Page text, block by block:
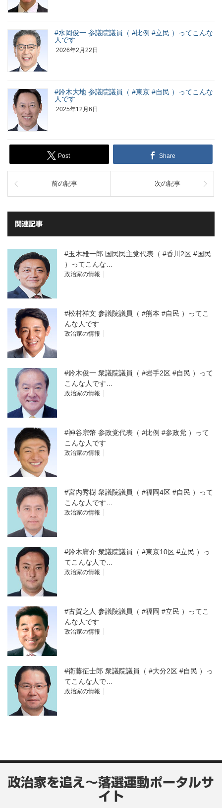
#水岡俊一 参議院議員（ #比例 #立民 ）ってこんな
人です
2026年2月22日
#鈴木大地 参議院議員（ #東京 #自民 ）ってこんな
人です
2025年12月6日
Post Share
前の記事 次の記事
関連記事
#玉木雄一郎 国民民主党代表（ #香川2区 #国民
）ってこんな…
政治家の情報
#松村祥文 参議院議員（ #熊本 #自民 ）ってこ
んな人です
政治家の情報
#鈴木俊一 衆議院議員（ #岩手2区 #自民 ）って
こんな人です…
政治家の情報
#神谷宗幣 参政党代表（ #比例 #参政党 ）って
こんな人です
政治家の情報
#宮内秀樹 衆議院議員（ #福岡4区 #自民 ）って
こんな人です…
政治家の情報
#鈴木庸介 衆議院議員（ #東京10区 #立民 ）っ
てこんな人で…
政治家の情報
#古賀之人 参議院議員（ #福岡 #立民 ）ってこ
んな人です
政治家の情報
#衛藤征士郎 衆議院議員（ #大分2区 #自民 ）っ
てこんな人で…
政治家の情報
政治家を追え～落選運動ポータルサ
イト